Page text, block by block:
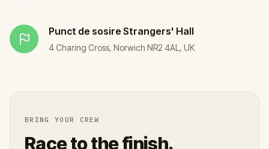
Punct de sosire Strangers' Hall
4 Charing Cross, Norwich NR2 4AL, UK
BRING YOUR CREW
Race to the finish.